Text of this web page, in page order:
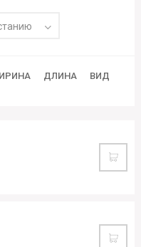
ДЛИНА
ВИД